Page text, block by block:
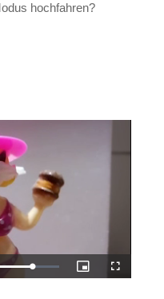
hochfahren?
Bild-
im-
Vollbild